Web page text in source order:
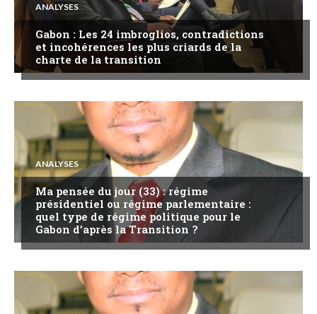
ANALYSES
Gabon : Les 24 imbroglios, contradictions
et incohérences les plus criards de la
charte de la transition
ANALYSES
Ma pensée du jour (33) : régime
présidentiel ou régime parlementaire :
quel type de régime politique pour le
Gabon d’après la Transition ?